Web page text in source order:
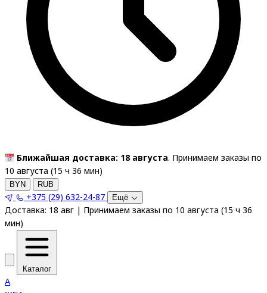
Ближайшая доставка: 18 августа. Принимаем заказы по
10 августа (15 ч 36 мин)
BYN RUB
+375 (29) 632-24-87 Ещё
Доставка: 18 авг | Принимаем заказы по 10 августа (15 ч 36
мин)
Каталог
A